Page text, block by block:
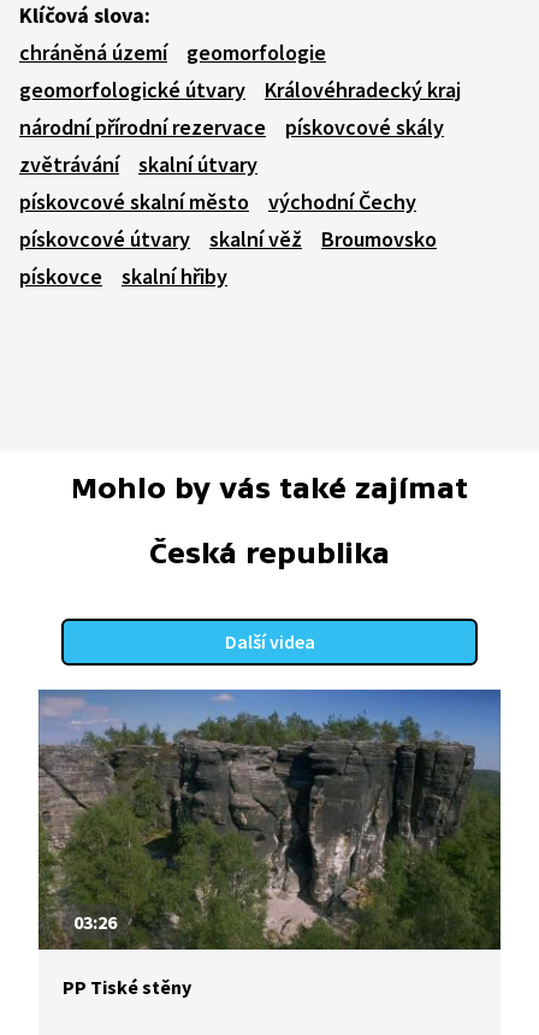
Klíčová slova:
chráněná území
geomorfologie
geomorfologické útvary
Královéhradecký kraj
národní přírodní rezervace
pískovcové skály
zvětrávání
skalní útvary
pískovcové skalní město
východní Čechy
pískovcové útvary
skalní věž
Broumovsko
pískovce
skalní hřiby
Mohlo by vás také zajímat
Česká republika
Další videa
03:26
PP Tiské stěny